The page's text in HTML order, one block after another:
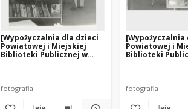
[Wypożyczalnia dla dzieci
Powiatowej i Miejskiej
Biblioteki Publicznej w
fotografia
[Wypożyczalnia
Powiatowej i
Biblioteki
fotografia